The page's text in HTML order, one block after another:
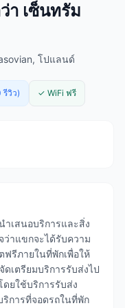
า เซ็นทรัม
โปแลนด์
รีวิว) ✓ WiFi ฟรี
ำเสนอบริการและสิ่ง
ว่าแขกจะได้รับความ
ฟรีภายในที่พักเพื่อให้
เตรียมบริการรับส่งไป
ยใช้บริการรับส่ง
การที่จอดรถในที่พัก